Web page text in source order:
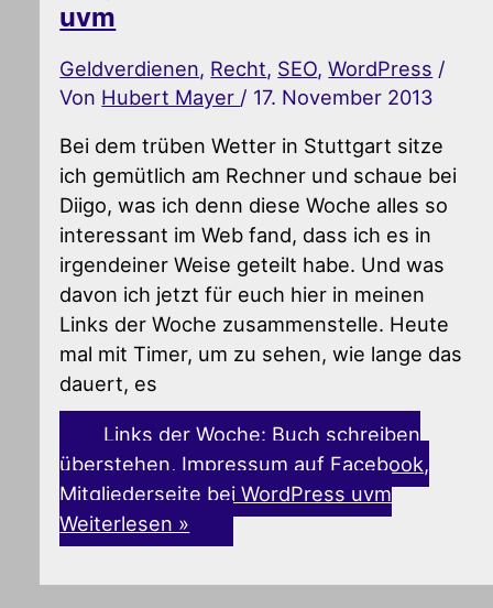
uvm
Geldverdienen, Recht, SEO,WordPress /
Von Hubert Mayer / 17. November 2013
Bei dem trüben Wetter in Stuttgart sitze
ich gemütlich am Rechner und schaue bei
Diigo, was ich denn diese Woche alles so
interessant im Web fand, dass ich es in
irgendeiner Weise geteilt habe. Und was
davon ich jetzt für euch hier in meinen
Links der Woche zusammenstelle. Heute
mal mit Timer, um zu sehen, wie lange das
dauert, es
Links der Woche: Buch schreiben
überstehen, Impressum auf Facebook,
Mitgliederseite bei WordPress uvm
Weiterlesen »